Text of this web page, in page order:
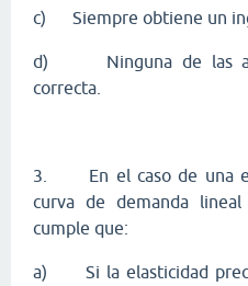
c) Siempre obtiene un
d) Ninguna de las
correcta.
3. En el caso de una
curva de demanda
cumple que:
a)Si la elasticidad